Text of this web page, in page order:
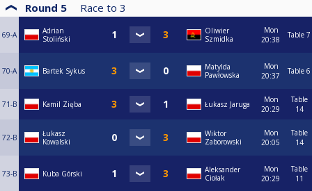
Round 5 Race to 3
69-A
Adrian
Stoliński
Oliwier
Szmidka
Mon
20:38
Table 7
70-A Bartek Sykus
Matylda
Pawłowska
Mon
20:37
Table 6
71-B Kamil Zięba Łukasz Jaruga
Mon
20:29
Table
14
72-B
Łukasz
Kowalski
Wiktor
Zaborowski
Mon
20:05
Table
14
73-B Kuba Górski
Aleksander
Ciołak
Mon
20:29
Table
11